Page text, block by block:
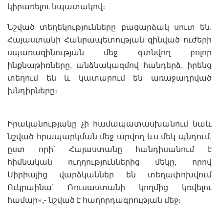
կիրառելու նպատակով։
Նշված տեղեկությունները բացարձակ սուտ են.
Հայաստանի Հանրապետության զինված ուժերի
սպառազինության մեջ գտնվող բոլոր
ինքնաթիռները, անձնակազմով հանդերձ, իրենց
տեղում են և կատարում են առաջադրված
խնդիրները։
Իրականությանը չի համապատասխանում նաև
նշված հրապարկման մեջ արվող ևս մեկ պնդում,
ըստ որի՝ Հայաստանը հանդիսանում է
հիմնական ուղղություններից մեկը, որով
Սիրիայից վարձկաններ են տեղափոխվում
Ուկրաինա՝ Ռուսաստանի կողմից կռվելու
համար»,- նշված է հաղորդագրության մեջ։